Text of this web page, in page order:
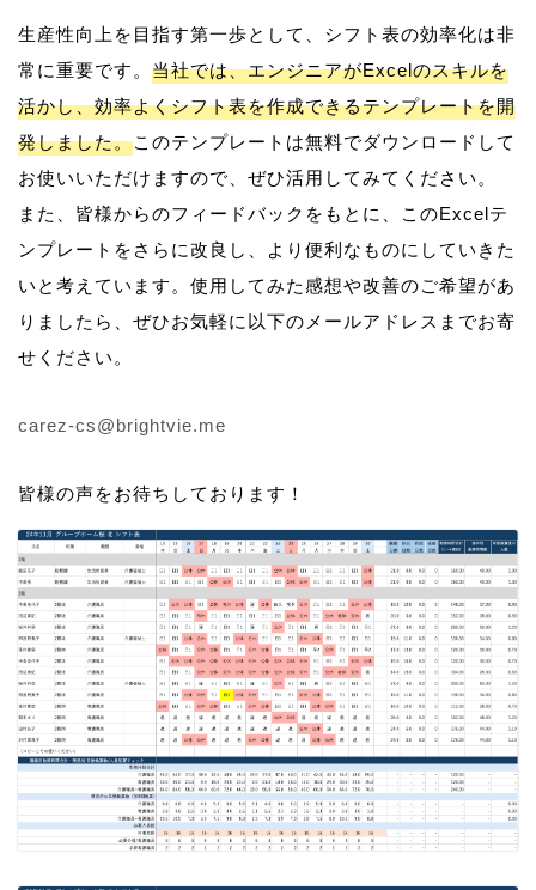
生産性向上を目指す第一歩として、シフト表の効率化は非
常に重要です。 当社では、エンジニアがExcelのスキルを
活かし、効率よくシフト表を作成できるテンプレートを開
発しました。このテンプレートは無料でダウンロードして
お使いいただけますので、ぜひ活用してみてください。
また、皆様からのフィードバックをもとに、このExcelテ
ンプレートをさらに改良し、より便利なものにしていきた
いと考えています。使用してみた感想や改善のご希望があ
りましたら、ぜひお気軽に以下のメールアドレスまでお寄
せください。
carez-cs@brightvie.me
皆様の声をお待ちしております！